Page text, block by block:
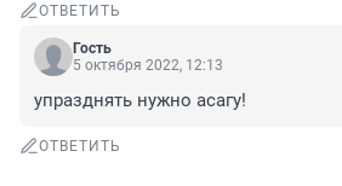
ОТВЕТИТЬ
Гость
5 октября 2022, 12:13
упразднять нужно асагу!
ОТВЕТИТЬ